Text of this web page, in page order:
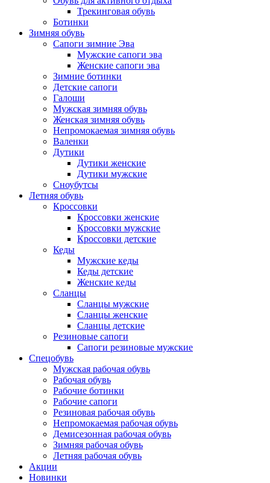
Трекинговая обувь
Ботинки
Зимняя обувь
Сапоги зимние Эва
Мужские сапоги эва
Женские сапоги эва
Зимние ботинки
Детские сапоги
Галоши
Мужская зимняя обувь
Женская зимняя обувь
Непромокаемая зимняя обувь
Валенки
Дутики
Дутики женские
Дутики мужские
Сноубутсы
Летняя обувь
Кроссовки
Кроссовки женские
Кроссовки мужские
Кроссовки детские
Кеды
Мужские кеды
Кеды детские
Женские кеды
Сланцы
Сланцы мужские
Сланцы женские
Сланцы детские
Резиновые сапоги
Сапоги резиновые мужские
Спецобувь
Мужская рабочая обувь
Рабочая обувь
Рабочие ботинки
Рабочие сапоги
Резиновая рабочая обувь
Непромокаемая рабочая обувь
Демисезонная рабочая обувь
Зимняя рабочая обувь
Летняя рабочая обувь
Акции
Новинки